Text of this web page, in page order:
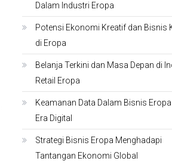
Dalam Industri Eropa
Potensi Ekonomi Kreatif dan Bisnis
di Eropa
Belanja Terkini dan Masa Depan di
Retail Eropa
Keamanan Data Dalam Bisnis
Era Digital
Strategi Bisnis Eropa Menghadapi
Tantangan Ekonomi Global